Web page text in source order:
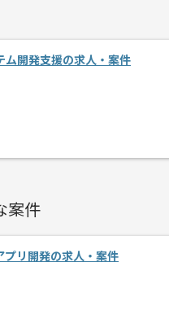
1回
のご経験を活かしてご活躍いた
ム開発支援の求人・案件
案件
プリ開発の求人・案件